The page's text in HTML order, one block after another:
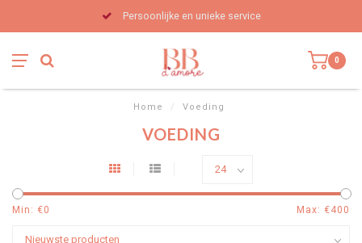
Persoonlijke en unieke service
0
Home / Voeding
VOEDING
Min: €0 Max: €400